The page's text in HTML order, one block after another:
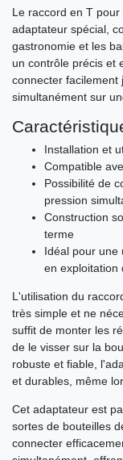
Le raccord en T
adaptateur spécial,
gastronomie et les
un contrôle précis et
connecter facilement
simultanément sur
Installation et
Compatible
Possibilité de
pression
Construction
terme
Idéal pour une
en exploitation
L'utilisation du
très simple et ne
suffit de monter les
de le visser sur la
robuste et fiable,
et durables, même
Cet adaptateur est
sortes de bouteilles
connecter